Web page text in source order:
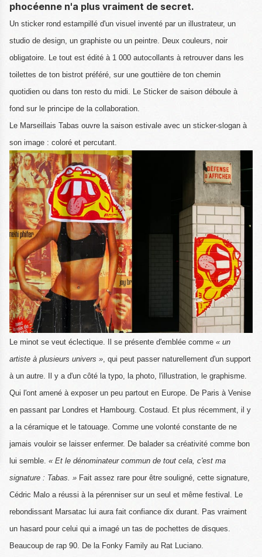
phocéenne n'a plus vraiment de secret.
Un sticker rond estampillé d'un visuel inventé par un illustrateur, un
studio de design, un graphiste ou un peintre. Deux couleurs, noir
obligatoire. Le tout est édité à 1 000 autocollants à retrouver dans les
toilettes de ton bistrot préféré, sur une gouttière de ton chemin
quotidien ou dans ton resto du midi. Le Sticker de saison déboule à
fond sur le principe de la collaboration.
Le Marseillais Tabas ouvre la saison estivale avec un sticker-slogan à
son image : coloré et percutant.
Le minot se veut éclectique. Il se présente d'emblée comme « un
artiste à plusieurs univers », qui peut passer naturellement d'un support
à un autre. Il y a d'un côté la typo, la photo, l'illustration, le graphisme.
Qui l'ont amené à exposer un peu partout en Europe. De Paris à Venise
en passant par Londres et Hambourg. Costaud. Et plus récemment, il y
a la céramique et le tatouage. Comme une volonté constante de ne
jamais vouloir se laisser enfermer. De balader sa créativité comme bon
lui semble. « Et le dénominateur commun de tout cela, c'est ma
signature : Tabas. » Fait assez rare pour être souligné, cette signature,
Cédric Malo a réussi à la pérenniser sur un seul et même festival. Le
rebondissant Marsatac lui aura fait confiance dix durant. Pas vraiment
un hasard pour celui qui a imagé un tas de pochettes de disques.
Beaucoup de rap 90. De la Fonky Family au Rat Luciano.